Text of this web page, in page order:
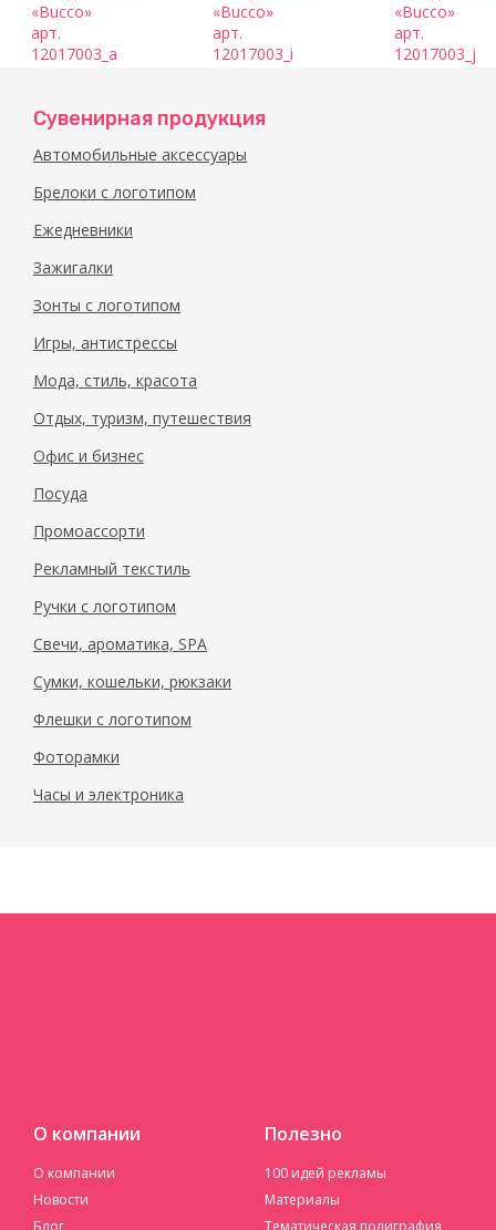
Сувенирная продукция
Автомобильные аксессуары
Брелоки с логотипом
Ежедневники
Зажигалки
Зонты с логотипом
Игры, антистрессы
Мода, стиль, красота
Отдых, туризм, путешествия
Офис и бизнес
Посуда
Промоассорти
Рекламный текстиль
Ручки с логотипом
Свечи, ароматика, SPA
Сумки, кошельки, рюкзаки
Флешки с логотипом
Фоторамки
Часы и электроника
О компании
О компании
Новости
Блог
Полезно
100 идей рекламы
Материалы
Тематическая полиграфия